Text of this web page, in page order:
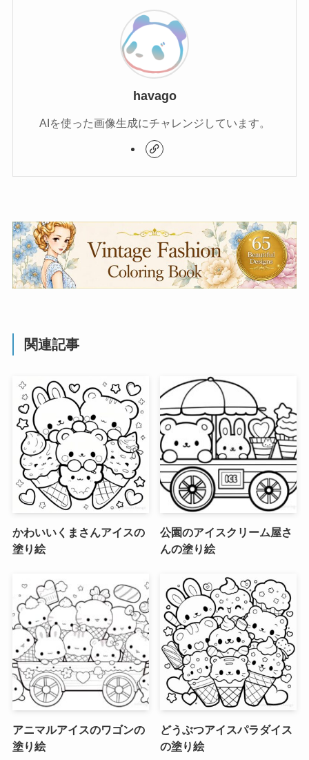
havago
AIを使った画像生成にチャレンジしています。
関連記事
かわいいくまさんアイスの
塗り絵
公園のアイスクリーム屋さ
んの塗り絵
アニマルアイスのワゴンの
塗り絵
どうぶつアイスパラダイス
の塗り絵